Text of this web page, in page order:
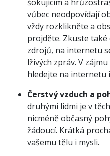
vůbec neodpovídají
vždy rozklikněte a
projděte. Zkuste
zdrojů, na internetu
lživých zpráv. V
hledejte na internetu
Čerstvý vzduch a
druhými lidmi je v
nicméně občasný
žádoucí. Krátká
vašemu tělu i mysli.